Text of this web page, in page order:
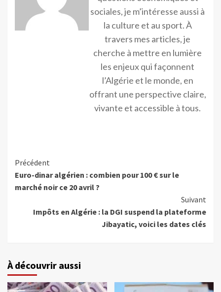
sociales, je m’intéresse aussi à
la culture et au sport. À
travers mes articles, je
cherche à mettre en lumière
les enjeux qui façonnent
l’Algérie et le monde, en
offrant une perspective claire,
vivante et accessible à tous.
Précédent
Euro-dinar algérien : combien pour 100 € sur le
marché noir ce 20 avril ?
Suivant
Impôts en Algérie : la DGI suspend la plateforme
Jibayatic, voici les dates clés
À découvrir aussi